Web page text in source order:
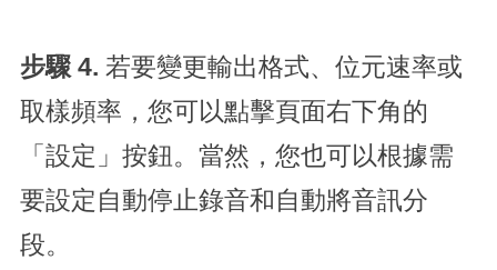
步驟 4. 若要變更輸出格式、位元速率或
取樣頻率，您可以點擊頁面右下角的
「設定」按鈕。當然，您也可以根據需
要設定自動停止錄音和自動將音訊分
段。